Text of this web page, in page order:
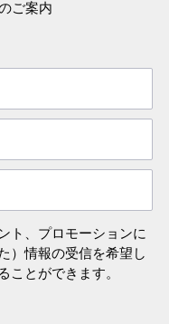
ご案内
ト、プロモーションに
）情報の受信を希望し
ことができます。